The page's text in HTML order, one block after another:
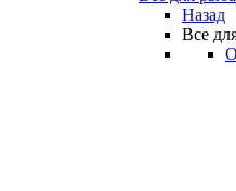
Назад
Все